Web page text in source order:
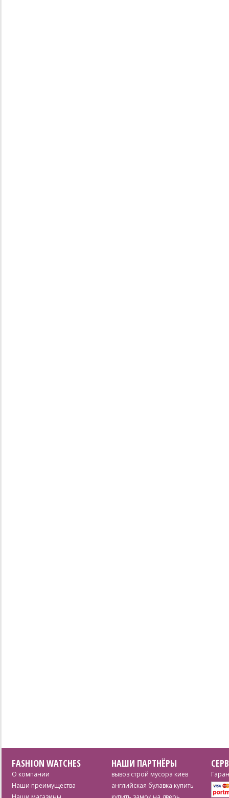
FASHION WATCHES
О компании
Наши преимущества
НАШИ ПАРТНЁРЫ
вывоз строй мусора киев
английская булавка купить